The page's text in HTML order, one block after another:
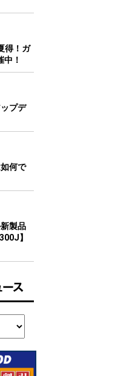
得！ガ
中！
プデ
何で
製品
】